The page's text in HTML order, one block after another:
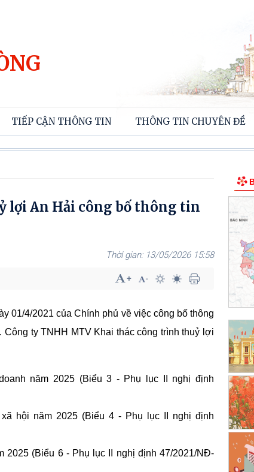
TIẾP CẬN THÔNG TIN THÔNG TIN CHUYÊN ĐỀ
lợi An Hải công bố thông tin
13/05/2026 15:58
01/4/2021 của Chính phủ về việc công bố thông
ty TNHH MTV Khai thác công trình thuỷ lợi
năm 2025 (Biểu 3 - Phụ lục II nghị định
hội năm 2025 (Biểu 4 - Phụ lục II nghị định
2025 (Biểu 6 - Phụ lục II nghị định 47/2021/NĐ-